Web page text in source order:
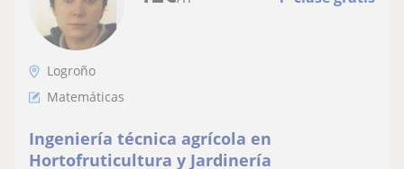
Logroño
Matemáticas
Ingeniería técnica agrícola en
Hortofruticultura y Jardinería